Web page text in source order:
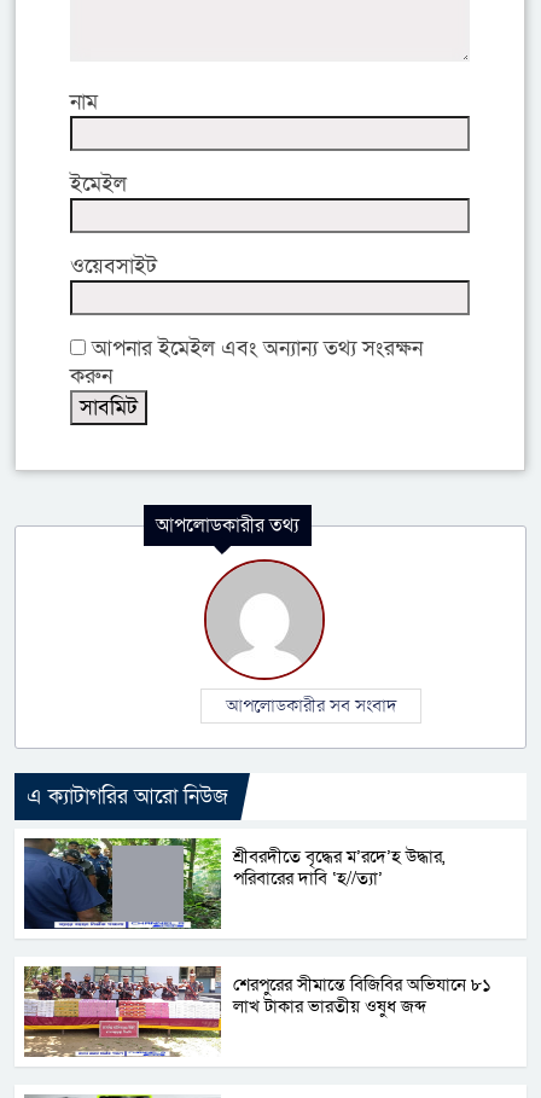
নাম
ইমেইল
ওয়েবসাইট
আপনার ইমেইল এবং অন্যান্য তথ্য সংরক্ষন
করুন
আপলোডকারীর তথ্য
আপলোডকারীর সব সংবাদ
এ ক্যাটাগরির আরো নিউজ
শ্রীবরদীতে বৃদ্ধের ম’রদে’হ উদ্ধার,
পরিবারের দাবি ‘হ//ত্যা’
শেরপুরের সীমান্তে বিজিবির অভিযানে ৮১
লাখ টাকার ভারতীয় ওষুধ জব্দ